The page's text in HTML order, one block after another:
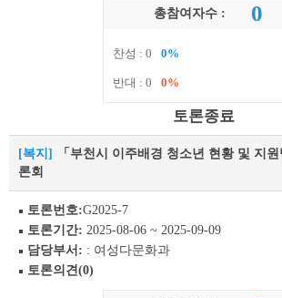
총참여자수 : 0
찬성 : 0 0%
반대 : 0 0%
토론종료
[복지]
「부천시 이주배경 청소년 현황 및 지
론회
토론번호:G2025-7
토론기간: 2025-08-06 ~ 2025-09-09
담당부서: : 여성다문화과
토론의견(0)